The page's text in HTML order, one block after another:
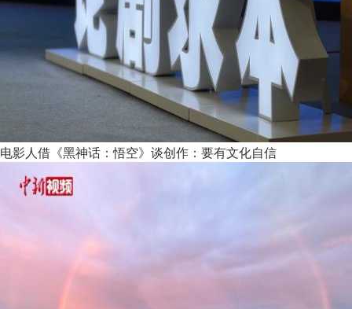
电影人借《黑神话：悟空》谈创作：要有文化自信